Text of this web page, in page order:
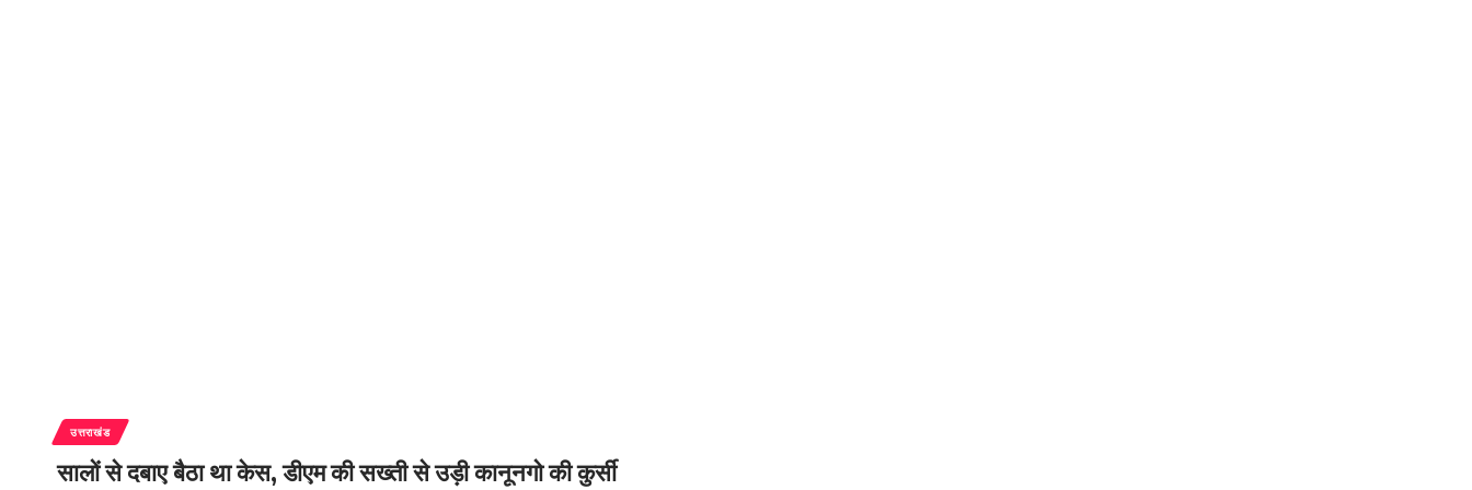
उत्तराखंड
सालों से दबाए बैठा था केस, डीएम की सख्ती से उड़ी कानूनगो की कुर्सी